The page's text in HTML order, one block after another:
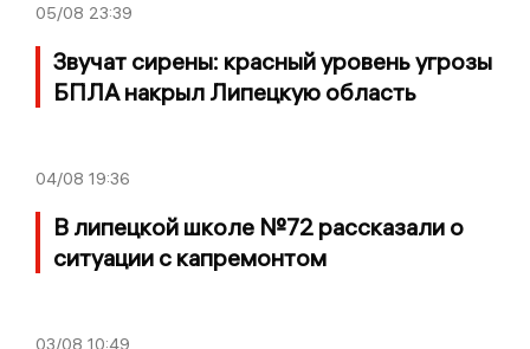
05/08 23:39
Звучат сирены: красный уровень угрозы
БПЛА накрыл Липецкую область
04/08 19:36
В липецкой школе №72 рассказали о
ситуации с капремонтом
03/08 10:49